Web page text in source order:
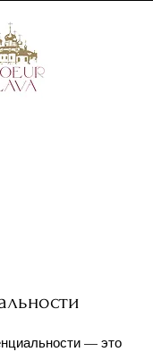
— это